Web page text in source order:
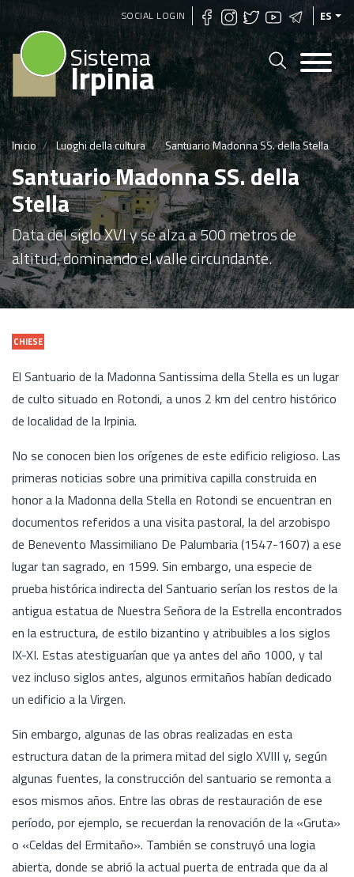
Pasar
contenido
principal
SOCIAL LOGIN ES
Sistema
Irpinia
Inicio Luoghi della cultura Santuario Madonna SS. della Stella
Santuario Madonna SS. della
Stella
Data del siglo XVI y se alza a 500 metros de
altitud, dominando el valle circundante.
CHIESE
El Santuario de la Madonna Santissima della Stella es un lugar
de culto situado en Rotondi, a unos 2 km del centro histórico
de localidad de la Irpinia.
No se conocen bien los orígenes de este edificio religioso. Las
primeras noticias sobre una primitiva capilla construida en
honor a la Madonna della Stella en Rotondi se encuentran en
documentos referidos a una visita pastoral, la del arzobispo
de Benevento Massimiliano De Palumbaria (1547-1607) a ese
lugar tan sagrado, en 1599. Sin embargo, una especie de
prueba histórica indirecta del Santuario serían los restos de la
antigua estatua de Nuestra Señora de la Estrella encontrados
en la estructura, de estilo bizantino y atribuibles a los siglos
IX-XI. Estas atestiguarían que ya antes del año 1000, y tal
vez incluso siglos antes, algunos ermitaños habían dedicado
un edificio a la Virgen.
Sin embargo, algunas de las obras realizadas en esta
estructura datan de la primera mitad del siglo XVIII y, según
algunas fuentes, la construcción del santuario se remonta a
esos mismos años. Entre las obras de restauración de ese
período, por ejemplo, se recuerdan la renovación de la «Gruta»
o «Celdas del Ermitaño». También se construyó una logia
abierta, donde se abrió la actual puerta de entrada que da al